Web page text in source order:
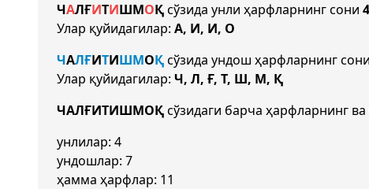
ЧАЛҒИТИШМОҚсўзида унли ҳарфларнинг сони 4
Улар қуйидагилар: А, И, И, О
ЧАЛҒИТИШМОҚсўзида ундош ҳарфларнинг сони
Улар қуйидагилар: Ч, Л, Ғ, Т, Ш, М, Қ
ЧАЛҒИТИШМОҚсўзидаги барча ҳарфларнинг
унлилар: 4
ундошлар: 7
ҳамма ҳарфлар: 11